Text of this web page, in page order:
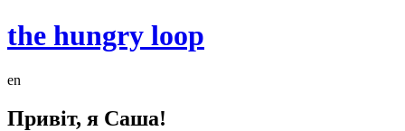
the hungry loop
en
Привіт, я Саша!